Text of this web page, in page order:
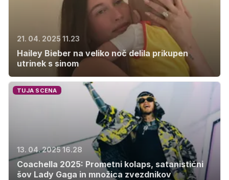
21. 04. 2025 11.23
Hailey Bieber na veliko noč delila prikupen
utrinek s sinom
TUJA SCENA
13. 04. 2025 16.28
Coachella 2025: Prometni kolaps, satanistični
šov Lady Gaga in množica zvezdnikov